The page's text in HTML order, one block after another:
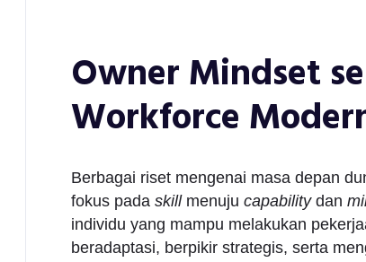
Owner Mindset
Workforce
Berbagai riset mengenai masa depan
fokus pada skillmenuju capabilitydan
individu yang mampu melakukan
beradaptasi, berpikir strategis, serta